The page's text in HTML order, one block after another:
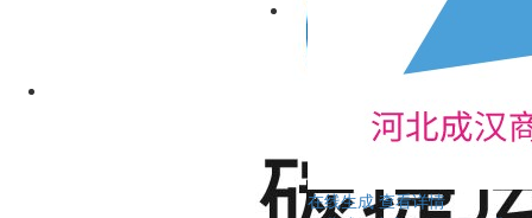
在线生成 查看详情